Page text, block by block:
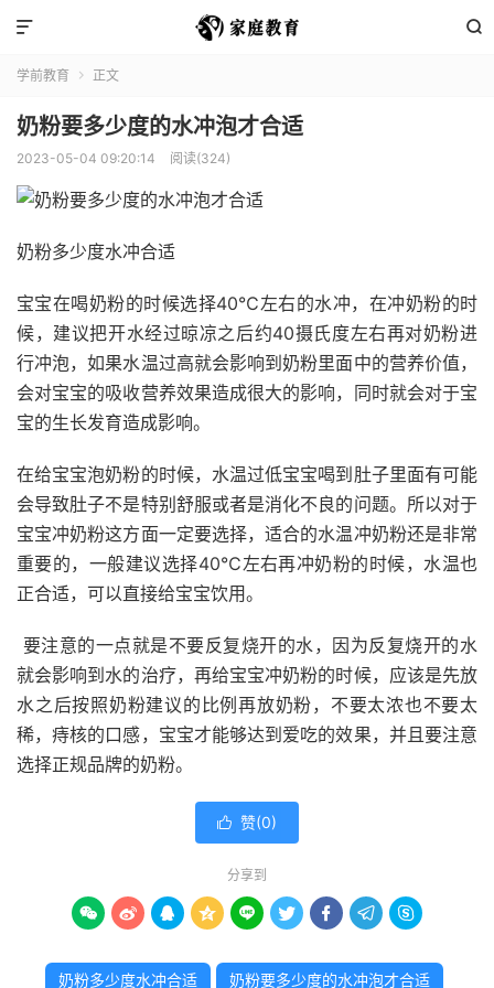


学前教育  正文
奶粉要多少度的水冲泡才合适
2023-05-04 09:20:14 阅读(324)
奶粉多少度水冲合适
宝宝在喝奶粉的时候选择40℃左右的水冲，在冲奶粉的时
候，建议把开水经过晾凉之后约40摄氏度左右再对奶粉进
行冲泡，如果水温过高就会影响到奶粉里面中的营养价值，
会对宝宝的吸收营养效果造成很大的影响，同时就会对于宝
宝的生长发育造成影响。
在给宝宝泡奶粉的时候，水温过低宝宝喝到肚子里面有可能
会导致肚子不是特别舒服或者是消化不良的问题。所以对于
宝宝冲奶粉这方面一定要选择，适合的水温冲奶粉还是非常
重要的，一般建议选择40℃左右再冲奶粉的时候，水温也
正合适，可以直接给宝宝饮用。
要注意的一点就是不要反复烧开的水，因为反复烧开的水
就会影响到水的治疗，再给宝宝冲奶粉的时候，应该是先放
水之后按照奶粉建议的比例再放奶粉，不要太浓也不要太
稀，痔核的口感，宝宝才能够达到爱吃的效果，并且要注意
选择正规品牌的奶粉。
 赞(0)
分享到
        
奶粉多少度水冲合适 奶粉要多少度的水冲泡才合适